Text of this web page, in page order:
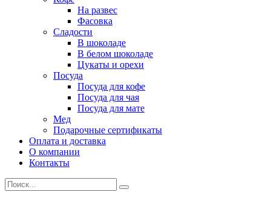
На развес
Фасовка
Сладости
В шоколаде
В белом шоколаде
Цукаты и орехи
Посуда
Посуда для кофе
Посуда для чая
Посуда для мате
Мед
Подарочные сертификаты
Оплата и доставка
О компании
Контакты
Искать: